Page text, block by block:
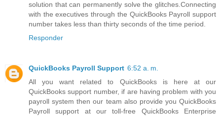
solution that can permanently solve the glitches.Connecting
with the executives through the QuickBooks Payroll support
number takes less than thirty seconds of the time period.
Responder
QuickBooks Payroll Support 6:52 a. m.
All you want related to QuickBooks is here at our
QuickBooks support number, if are having problem with you
payroll system then our team also provide you QuickBooks
Payroll support at our toll-free QuickBooks Enterprise